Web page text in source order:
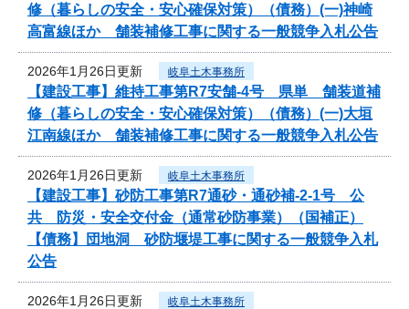
修（暮らしの安全・安心確保対策）（債務）(一)神崎
高富線ほか 舗装補修工事に関する一般競争入札公告
2026年1月26日更新 岐阜土木事務所
【建設工事】維持工事第R7安舗-4号 県単 舗装道補
修（暮らしの安全・安心確保対策）（債務）(一)大垣
江南線ほか 舗装補修工事に関する一般競争入札公告
2026年1月26日更新 岐阜土木事務所
【建設工事】砂防工事第R7通砂・通砂補-2-1号 公
共 防災・安全交付金（通常砂防事業）（国補正）
【債務】団地洞 砂防堰堤工事に関する一般競争入札
公告
2026年1月26日更新 岐阜土木事務所